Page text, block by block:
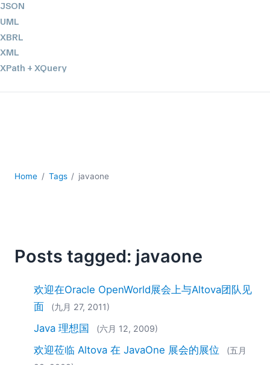
JSON
UML
XBRL
XML
XPath + XQuery
数据库 + SQL
2026
2025
2023
2022
2021
2019
Home Tags javaone
Posts tagged: javaone
欢迎在Oracle OpenWorld展会上与Altova团队见
面
(九月 27, 2011)
Java 理想国 (六月 12, 2009)
欢迎莅临 Altova 在 JavaOne 展会的展位
(五月